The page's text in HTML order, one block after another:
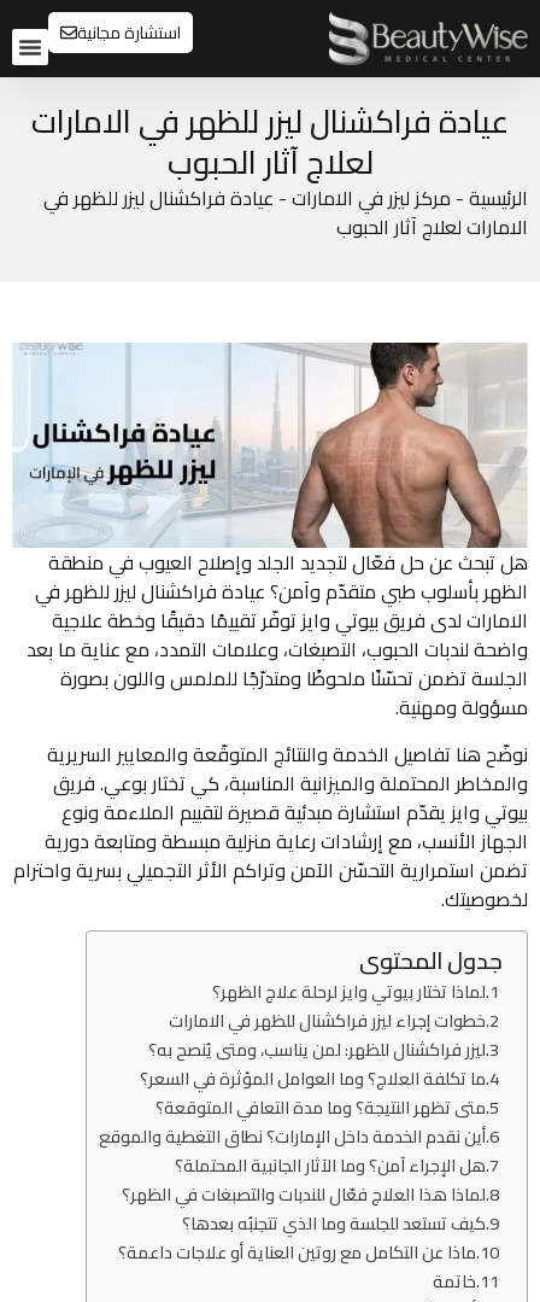
استشارة مجانية
عيادة فراكشنال ليزر للظهر في الامارات
لعلاج آثار الحبوب
الرئيسية- مركز ليزر في الامارات- عيادة فراكشنال ليزر للظهر في
الامارات لعلاج آثار الحبوب
هل تبحث عن حل فعّال لتجديد الجلد وإصلاح العيوب في منطقة
الظهر بأسلوب طبي متقدّم وآمن؟ عيادة فراكشنال ليزر للظهر في
الامارات لدى فريق بيوتي وايز توفّر تقييمًا دقيقًا وخطة علاجية
واضحة لندبات الحبوب، التصبغات، وعلامات التمدد، مع عناية ما بعد
الجلسة تضمن تحسّنًا ملحوظًا ومتدرّجًا للملمس واللون بصورة
مسؤولة ومهنية.
نوضّح هنا تفاصيل الخدمة والنتائج المتوقّعة والمعايير السريرية
والمخاطر المحتملة والميزانية المناسبة، كي تختار بوعي. فريق
بيوتي وايز يقدّم استشارة مبدئية قصيرة لتقييم الملاءمة ونوع
الجهاز الأنسب، مع إرشادات رعاية منزلية مبسطة ومتابعة دورية
تضمن استمرارية التحسّن الآمن وتراكم الأثر التجميلي بسرية واحترام
لخصوصيتك.
جدول المحتوى
لماذا تختار بيوتي وايز لرحلة علاج الظهر؟
خطوات إجراء ليزر فراكشنال للظهر في الامارات
ليزر فراكشنال للظهر: لمن يناسب، ومتى يُنصح به؟
ما تكلفة العلاج؟ وما العوامل المؤثرة في السعر؟
متى تظهر النتيجة؟ وما مدة التعافي المتوقعة؟
أين نقدم الخدمة داخل الإمارات؟ نطاق التغطية والموقع
هل الإجراء آمن؟ وما الآثار الجانبية المحتملة؟
لماذا هذا العلاج فعّال للندبات والتصبغات في الظهر؟
كيف تستعد للجلسة وما الذي تتجنبُه بعدها؟
ماذا عن التكامل مع روتين العناية أو علاجات داعمة؟
خاتمة